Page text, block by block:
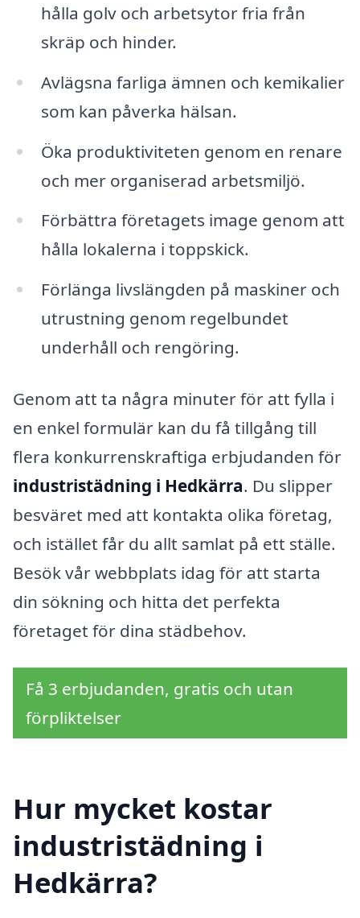
hålla golv och arbetsytor fria från
skräp och hinder.
Avlägsna farliga ämnen och kemikalier
som kan påverka hälsan.
Öka produktiviteten genom en renare
och mer organiserad arbetsmiljö.
Förbättra företagets image genom att
hålla lokalerna i toppskick.
Förlänga livslängden på maskiner och
utrustning genom regelbundet
underhåll och rengöring.
Genom att ta några minuter för att fylla i
en enkel formulär kan du få tillgång till
flera konkurrenskraftiga erbjudanden för
industristädning i Hedkärra. Du slipper
besväret med att kontakta olika företag,
och istället får du allt samlat på ett ställe.
Besök vår webbplats idag för att starta
din sökning och hitta det perfekta
företaget för dina städbehov.
Få 3 erbjudanden, gratis och utan
förpliktelser
Hur mycket kostar
industristädning i
Hedkärra?